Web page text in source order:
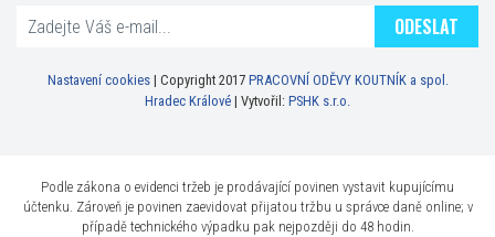
ODESLAT
Nastavení cookies| Copyright 2017 PRACOVNÍ ODĚVY KOUTNÍK a spol.
Hradec Králové | Vytvořil: PSHK s.r.o.
Podle zákona o evidenci tržeb je prodávající povinen vystavit kupujícímu
účtenku. Zároveň je povinen zaevidovat přijatou tržbu u správce daně online; v
případě technického výpadku pak nejpozději do 48 hodin.